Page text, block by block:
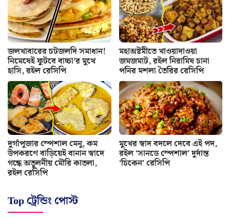
জলখাবারের চটজলদি সমাধান!
নিমেষেই ফুটবে বাচ্চা’র মুখে
হাসি, রইল রেসিপি
মহাঅষ্টমীতে খাওয়াদাওয়া
জমজমাট, রইল নিরামিষ চানা
পনির মশলা তৈরির রেসিপি
দুর্গাপূজার স্পেশাল মেনু, কম
উপকরণে বাড়িয়েই বানান স্বাদে
গন্ধে অতুলনীয় মৌরি কাতলা,
রইল রেসিপি
মুখের স্বাদ বদলে দেবে এই পদ,
রইল ‘সানডে স্পেশাল’ দুর্দান্ত
‘চিকেন’ রেসিপি
Top ট্রেন্ডিং পোস্ট